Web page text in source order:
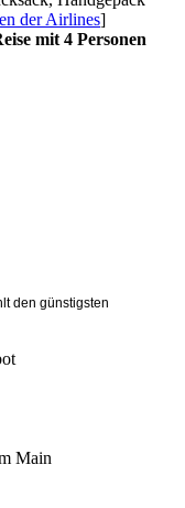
der Airlines]
mit 4 Personen
den günstigsten
Main